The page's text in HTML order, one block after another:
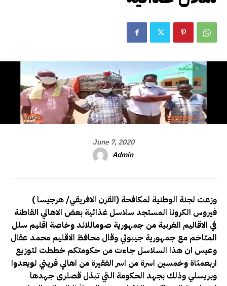
الأفريقي
June 7, 2020
Admin
( القرن الافريقي/ هرجيسا) وزعت لجنة الوطنية لمكافحة
فيروس الكرونا المستجد سلاسل غذائية بعض الاهالي القاطنة
في الاقاليم الغربية من جمهورية صوماللاند وخاصة اقليم سلل
المتاخم مع جمهورية جيبوتي وقال محافظ الاقليم محمد عقال
وعيس ان هذا السلاسل جاءت من حكومتكم خططت لتوزيع
اربعمئاة وخمسين اسرة من اسر الفقيرة من اهالي قريتي لويعدوا
وبريسلي وذلك بجهد الحكومة التي تبذل قصلرى جهدها